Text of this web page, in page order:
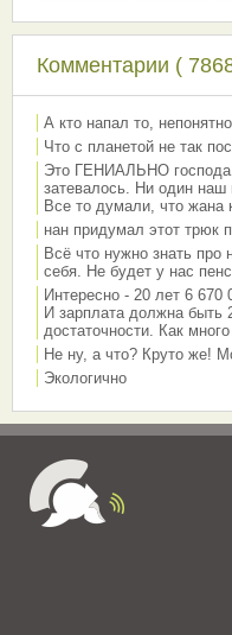
Комментарии (
А кто напал то, непонятно
Что с планетой не так
Это ГЕНИАЛЬНО господа.
затевалось. Ни один
Все то думали, что жана
нан придумал этот трюк
Всё что нужно знать про
себя. Не будет у нас
Интересно - 20 лет 6 670
И зарплата должна быть
достаточности. Как
Не ну, а что? Круто же!
Экологично